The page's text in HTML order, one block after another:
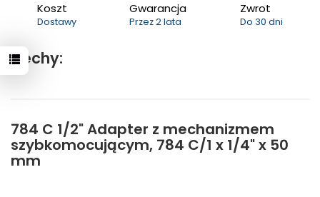
Koszt
Dostawy
Gwarancja
Przez 2 lata
Zwrot
Do 30 dni
Cechy:
784 C 1/2" Adapter z mechanizmem
szybkomocującym, 784 C/1 x 1/4" x 50
mm